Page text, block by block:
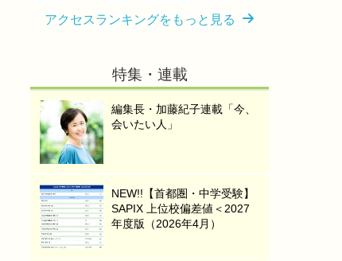
アクセスランキングをもっと見る
特集・連載
編集長・加藤紀子連載「今、
会いたい人」
NEW!!【首都圏・中学受験】
SAPIX 上位校偏差値＜2027
年度版（2026年4月）